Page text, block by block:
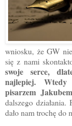
wniosku, że GW
się z nami
swoje serce,
najlepiej. Wtedy
pisarzem
dalszego
dało nam trochę do